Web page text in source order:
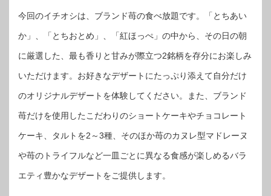
今回のイチオシは、ブランド苺の食べ放題です。「とちあい
か」、「とちおとめ」、「紅ほっぺ」の中から、その日の朝
に厳選した、最も香りと甘みが際立つ2銘柄を存分にお楽しみ
いただけます。お好きなデザートにたっぷり添えて自分だけ
のオリジナルデザートを体験してください。また、ブランド
苺だけを使用したこだわりのショートケーキやチョコレート
ケーキ、タルトを2～3種、そのほか苺のカヌレ型マドレーヌ
や苺のトライフルなど一皿ごとに異なる食感が楽しめるバラ
エティ豊かなデザートをご提供します。